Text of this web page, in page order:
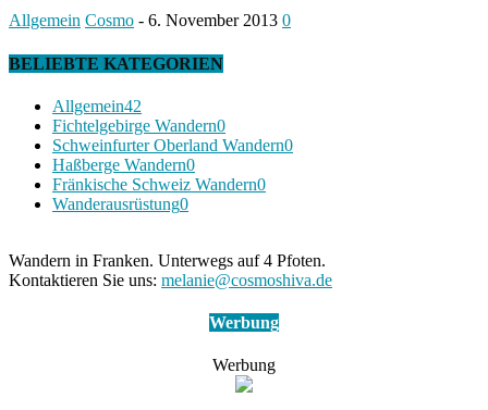
Allgemein Cosmo - 6. November 2013 0
BELIEBTE KATEGORIEN
Allgemein42
Fichtelgebirge Wandern0
Schweinfurter Oberland Wandern0
Haßberge Wandern0
Fränkische Schweiz Wandern0
Wanderausrüstung0
Wandern in Franken. Unterwegs auf 4 Pfoten.
Kontaktieren Sie uns: melanie@cosmoshiva.de
Werbung
Werbung